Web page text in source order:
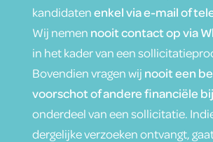
kandidatenenkel via e-mail of
Wij nemen nooit contact op via
in het kader van een
Bovendien vragen wij nooit een
voorschot of andere financiële
onderdeel van een sollicitatie.
dergelijke verzoeken ontvangt,